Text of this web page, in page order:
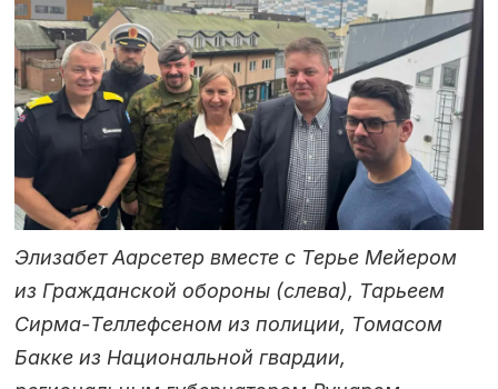
Элизабет Аарсетер вместе с Терье Мейером
из Гражданской обороны (слева), Тарьеем
Сирма-Теллефсеном из полиции, Томасом
Бакке из Национальной гвардии,